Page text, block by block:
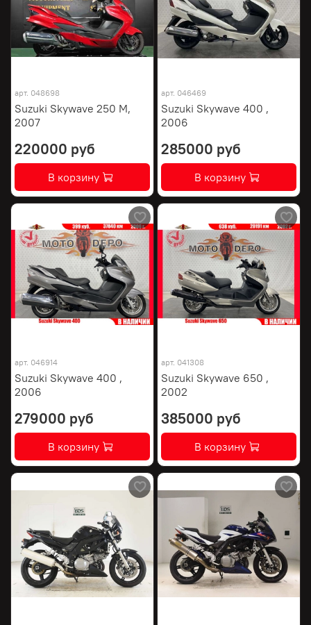
арт. 048698
Suzuki Skywave 250 M,
2007
220000 руб
В корзину
арт. 046469
Suzuki Skywave 400 ,
2006
285000 руб
В корзину
арт. 046914
Suzuki Skywave 400 ,
2006
279000 руб
В корзину
арт. 041308
Suzuki Skywave 650 ,
2002
385000 руб
В корзину